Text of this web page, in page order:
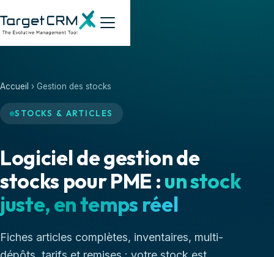
Accueil › Gestion des stocks
STOCKS & ARTICLES
Logiciel de gestion de
stocks pour PME :un stock
juste, en temps réel
Fiches articles complètes, inventaires, multi-